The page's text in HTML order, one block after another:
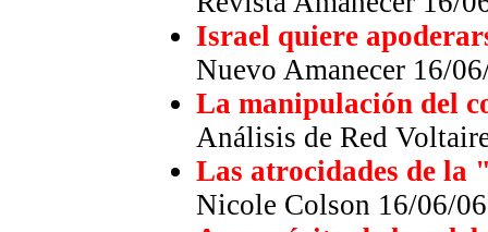
Israel quiere
Nuevo Amanecer 16/
La manipulación del
Análisis de Red
Las atrocidades de la
Nicole Colson 16/06/06